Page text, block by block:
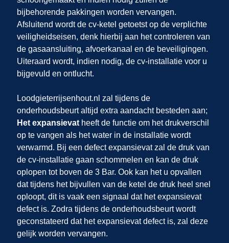
bijbehorende pakkingen worden vervangen.
Afsluitend wordt de cv-ketel getoetst op de verplichte
veiligheidseisen, denk hierbij aan het controleren van
de gasaansluiting, afvoerkanaal en de beveiligingen.
Uiteraard wordt, indien nodig, de cv-installatie voor u
bijgevuld en ontlucht.
Loodgieterrijsenhout.nl zal tijdens de
onderhoudsbeurt altijd extra aandacht besteden aan;
Het expansievatheeft de functie om het drukverschil
op te vangen als het water in de installatie wordt
verwarmd. Bij een defect expansievat zal de druk van
de cv-installatie gaan schommelen en kan de druk
oplopen tot boven de 3 Bar. Ook kan het u opvallen
dat tijdens het bijvullen van de ketel de druk heel snel
oploopt, dit is vaak een signaal dat het expansievat
defect is. Zodra tijdens de onderhoudsbeurt wordt
geconstateerd dat het expansievat defect is, zal deze
gelijk worden vervangen.